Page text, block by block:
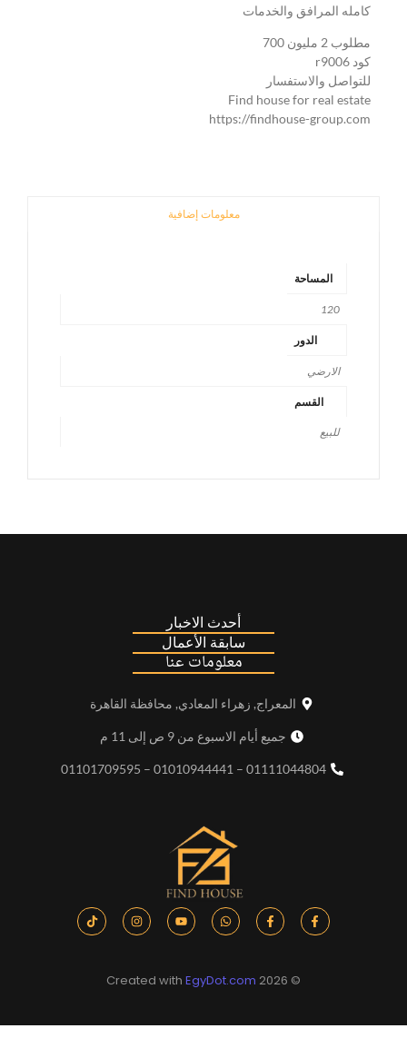
كامله المرافق والخدمات
مطلوب 2 مليون 700
كود r9006
للتواصل والاستفسار
Find house for real estate
https://findhouse-group.com
معلومات إضافية
المساحة
120
الدور
الارضي
القسم
للبيع
أحدث الاخبار
سابقة الأعمال
معلومات عنا
المعراج, زهراء المعادي, محافظة القاهرة
جميع أيام الاسبوع من 9 ص إلى 11 م
01111044804 – 01010944441 – 01101709595
© 2026 Created with
EgyDot.com